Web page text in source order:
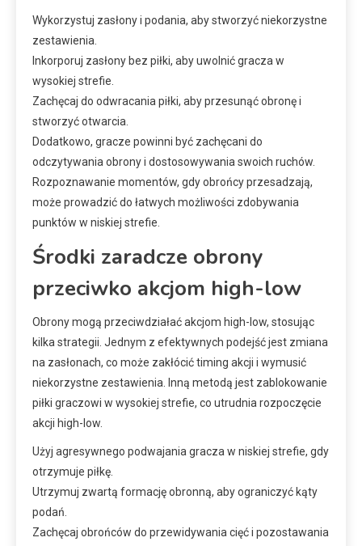
Wykorzystuj zasłony i podania, aby stworzyć niekorzystne
zestawienia.
Inkorporuj zasłony bez piłki, aby uwolnić gracza w
wysokiej strefie.
Zachęcaj do odwracania piłki, aby przesunąć obronę i
stworzyć otwarcia.
Dodatkowo, gracze powinni być zachęcani do
odczytywania obrony i dostosowywania swoich ruchów.
Rozpoznawanie momentów, gdy obrońcy przesadzają,
może prowadzić do łatwych możliwości zdobywania
punktów w niskiej strefie.
Środki zaradcze obrony
przeciwko akcjom high-low
Obrony mogą przeciwdziałać akcjom high-low, stosując
kilka strategii. Jednym z efektywnych podejść jest zmiana
na zasłonach, co może zakłócić timing akcji i wymusić
niekorzystne zestawienia. Inną metodą jest zablokowanie
piłki graczowi w wysokiej strefie, co utrudnia rozpoczęcie
akcji high-low.
Użyj agresywnego podwajania gracza w niskiej strefie, gdy
otrzymuje piłkę.
Utrzymuj zwartą formację obronną, aby ograniczyć kąty
podań.
Zachęcaj obrońców do przewidywania cięć i pozostawania